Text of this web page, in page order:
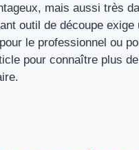
mais aussi très
outil de découpe exige
pour le professionnel ou
pour connaître plus